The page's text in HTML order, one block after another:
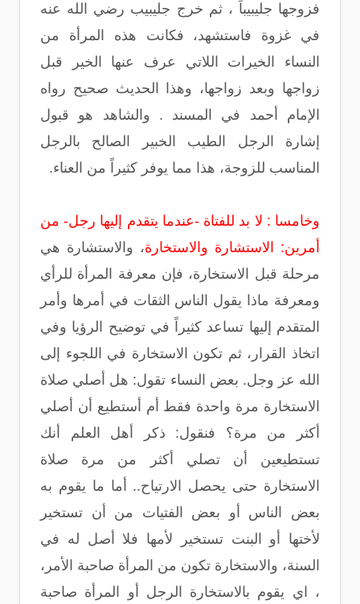
فزوجها جليبيباً ، ثم خرج جليبيب رضي الله عنه
في غزوة فاستشهد، فكانت هذه المرأة من
النساء الخيرات اللاتي عرف عنها الخير قبل
زواجها وبعد زواجها، وهذا الحديث صحيح رواه
الإمام أحمد في المسند . والشاهد هو قبول
إشارة الرجل الطيب الخبير الصالح بالرجل
المناسب للزوجة، هذا مما يوفر كثيراً من العناء.
وخامسا : لا بد للفتاة -عندما يتقدم إليها رجل- من
أمرين: الاستشارة والاستخارة، والاستشارة هي
مرحلة قبل الاستخارة، فإن معرفة المرأة للرأي
ومعرفة ماذا يقول الناس الثقات في أمرها وأمر
المتقدم إليها تساعد كثيراً في توضيح الرؤيا وفي
اتخاذ القرار، ثم تكون الاستخارة في اللجوء إلى
الله عز وجل. بعض النساء تقول: هل أصلي صلاة
الاستخارة مرة واحدة فقط أم أستطيع أن أصلي
أكثر من مرة؟ فنقول: ذكر أهل العلم أنك
تستطيعين أن تصلي أكثر من مرة صلاة
الاستخارة حتى يحصل الارتياح.. أما ما يقوم به
بعض الناس أو بعض الفتيات من أن تستخير
لأختها أو البنت تستخير لأمها فلا أصل له في
السنة، والاستخارة تكون من المرأة صاحبة الأمر،
، اي يقوم بالاستخارة الرجل أو المرأة صاحبة